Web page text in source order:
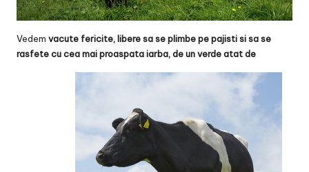
Vedem vacute fericite, libere sa se plimbe pe pajisti si sa se
rasfete cu cea mai proaspata iarba, de un verde atat de